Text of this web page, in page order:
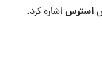
استرس اشاره کرد.